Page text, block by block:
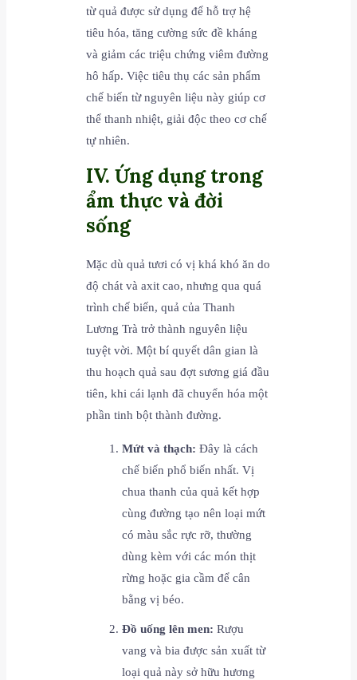
từ quả được sử dụng để hỗ trợ hệ
tiêu hóa, tăng cường sức đề kháng
và giảm các triệu chứng viêm đường
hô hấp. Việc tiêu thụ các sản phẩm
chế biến từ nguyên liệu này giúp cơ
thể thanh nhiệt, giải độc theo cơ chế
tự nhiên.
IV. Ứng dụng trong
ẩm thực và đời
sống
Mặc dù quả tươi có vị khá khó ăn do
độ chát và axit cao, nhưng qua quá
trình chế biến, quả của Thanh
Lương Trà trở thành nguyên liệu
tuyệt vời. Một bí quyết dân gian là
thu hoạch quả sau đợt sương giá đầu
tiên, khi cái lạnh đã chuyển hóa một
phần tinh bột thành đường.
Mứt và thạch: Đây là cách
chế biến phổ biến nhất. Vị
chua thanh của quả kết hợp
cùng đường tạo nên loại mứt
có màu sắc rực rỡ, thường
dùng kèm với các món thịt
rừng hoặc gia cầm để cân
bằng vị béo.
Đồ uống lên men: Rượu
vang và bia được sản xuất từ
loại quả này sở hữu hương